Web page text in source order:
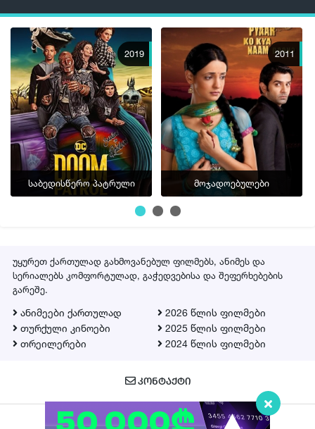
2019
საბედისწერო პატრული
2011
მოჯადოებულები
უყურეთ ქართულად გახმოვანებულ ფილმებს, ანიმეს და
სერიალებს კომფორტულად, გაჭედვებისა და შეფერხებების
გარეშე.
ანიმეები ქართულად
თურქული კინოები
თრეილერები
2026 წლის ფილმები
2025 წლის ფილმები
2024 წლის ფილმები
ᲙᲝᲜᲢᲐᲥᲢᲘ